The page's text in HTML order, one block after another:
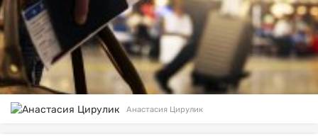
Анастасия Цирулик